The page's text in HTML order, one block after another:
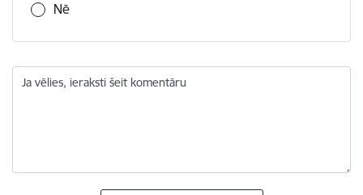
Nē
Ja vēlies, ieraksti šeit komentāru